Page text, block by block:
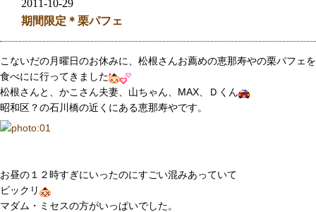
2011-10-29
期間限定＊栗パフェ
こないだの月曜日のお休みに、松根さんお薦めの恵那寿やの栗パフェを
食べにに行ってきました
松根さんと、かこさん夫妻、山ちゃん、MAX、Ｄくん
昭和区？の石川橋の近くにある恵那寿やです。
お昼の１２時すぎにいったのにすごい混みあっていて
ビックリ
マダム・ミセスの方がいっぱいでした。